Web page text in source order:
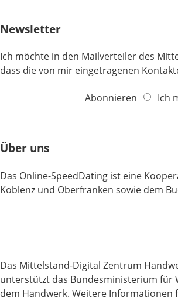
d
Newsletter
Ich möchte in den Mailverteiler des
dass die von mir eingetragenen
Abonnieren Ich
Über uns
Das Online-SpeedDating ist eine
Koblenz und Oberfranken sowie dem
Das Mittelstand-Digital Zentrum
unterstützt das Bundesministerium für
dem Handwerk. Weitere Informationen